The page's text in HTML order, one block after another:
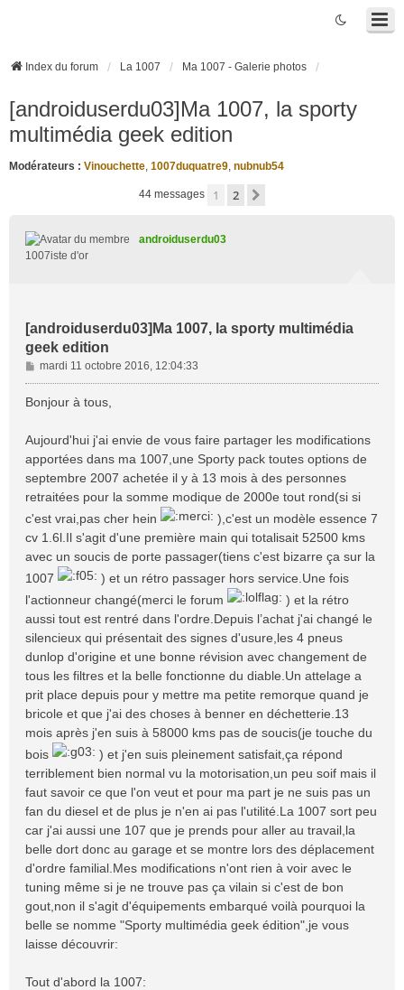
Index du forum La 1007 Ma 1007 - Galerie photos
[androiduserdu03]Ma 1007, la sporty
multimédia geek edition
Modérateurs : Vinouchette, 1007duquatre9, nubnub54
44 messages 1 2
androiduserdu03
1007iste d'or
[androiduserdu03]Ma 1007, la sporty multimédia
geek edition
M
e
s
g
e
mardi 11 octobre 2016, 12:04:33
Bonjour à tous,
Aujourd'hui j'ai envie de vous faire partager les modifications
apportées dans ma 1007,une Sporty pack toutes options de
septembre 2007 achetée il y à 13 mois à des personnes
retraitées pour la somme modique de 2000e tout rond(si si
c'est vrai,pas cher hein
),c'est un modèle essence 7
cv 1.6l.Il s'agit d'une première main qui totalisait 52500 kms
avec un soucis de porte passager(tiens c'est bizarre ça sur la
1007
) et un rétro passager hors service.Une fois
l'actionneur changé(merci le forum
) et la rétro
aussi tout est rentré dans l'ordre.Depuis l’achat j'ai changé le
silencieux qui présentait des signes d'usure,les 4 pneus
dunlop d'origine et une bonne révision avec changement de
tous les filtres et la belle fonctionne du diable.Un attelage a
prit place depuis pour y mettre ma petite remorque quand je
bricole et que j'ai des choses à benner en déchetterie.13
mois après j'en suis à 58000 kms pas de soucis(je touche du
bois
) et j'en suis pleinement satisfait,ça répond
terriblement bien normal vu la motorisation,un peu soif mais il
faut savoir ce que l'on veut et pour ma part je ne suis pas un
fan du diesel et de plus je n'en ai pas l'utilité.La 1007 sort peu
car j'ai aussi une 107 que je prends pour aller au travail,la
belle dort donc au garage et se montre lors des déplacement
d'ordre familial.Mes modifications n'ont rien à voir avec le
tuning même si je ne trouve pas ça vilain si c'est de bon
gout,non il s'agit d'équipements embarqué voilà pourquoi la
belle se nomme "Sporty multimédia geek édition",je vous
laisse découvrir:
Tout d'abord la 1007: